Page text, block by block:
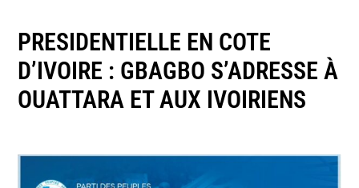
PRESIDENTIELLE EN COTE
D’IVOIRE : GBAGBO S’ADRESSE À
OUATTARA ET AUX IVOIRIENS